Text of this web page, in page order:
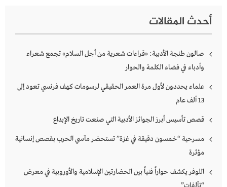
أحدث المقالات
صالون طنجة الأدبية: «قراءات شعرية من أجل السلام» تجمع شعراء
وأدباء في فضاء الكلمة والحوار
علماء يحددون لأول مرة العمر الحقيقي لرسومات كهف فرنسي تعود إلى
13 ألف عام
قصص تأسيس أبرز الجوائز الأدبية التي صنعت تاريخ الإبداع
مسرحية “خمسون دقيقة في غزة” تستحضر مآسي الحرب بقصص إنسانية
مؤثرة
اللوفر يكشف حواراً فنياً بين الحضارتين الإسلامية والأوروبية في معرض